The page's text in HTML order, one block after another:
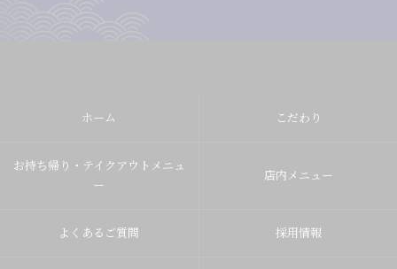
ホーム こだわり
お持ち帰り・テイクアウトメニュ
ー
店内メニュー
よくあるご質問 採用情報